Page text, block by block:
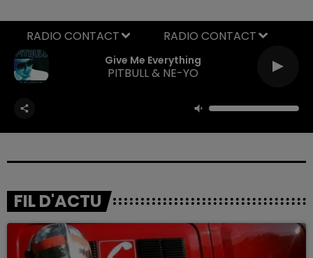
Give Me Everything
PITBULL & NE-YO
RADIO CONTACT
FIL D'ACTU